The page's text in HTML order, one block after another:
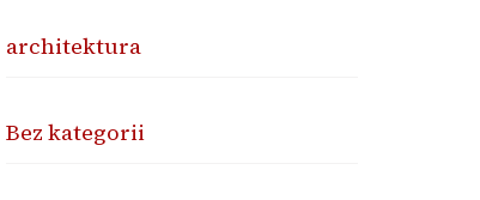
architektura
Bez kategorii